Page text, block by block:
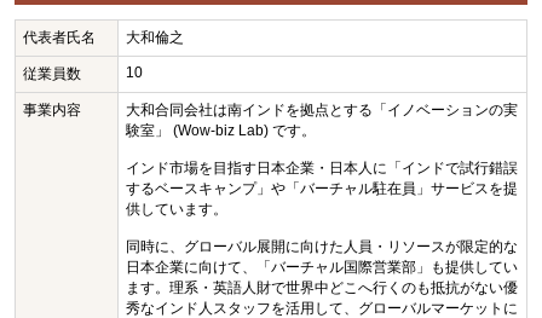
代表者氏名 大和倫之
従業員数 10
事業内容
大和合同会社は南インドを拠点とする「イノベーションの実
験室」 (Wow-biz Lab) です。
インド市場を目指す日本企業・日本人に「インドで試行錯誤
するベースキャンプ」や「バーチャル駐在員」サービスを提
供しています。
同時に、グローバル展開に向けた人員・リソースが限定的な
日本企業に向けて、「バーチャル国際営業部」も提供してい
ます。理系・英語人財で世界中どこへ行くのも抵抗がない優
秀なインド人スタッフを活用して、グローバルマーケットに